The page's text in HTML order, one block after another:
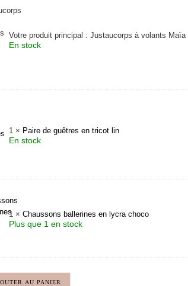
Votre produit principal : Justaucorps à volants Maïa
En stock
1 × Paire de guêtres en tricot lin
En stock
1× Chaussons ballerines en lycra choco
Plus que 1 en stock
AU PANIER